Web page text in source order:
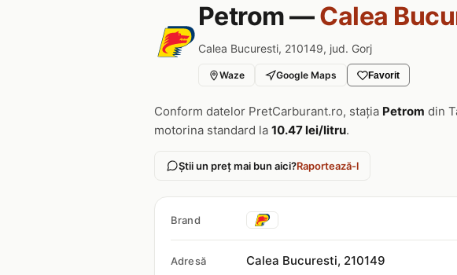
Petrom —Calea
Calea Bucuresti, 210149, jud. Gorj
Waze Google Maps Favorit
Conform datelor PretCarburant.ro, stația Petrom din
motorina standard la 10.47 lei/litru.
Știi un preț mai bun aici?Raportează-l
Brand
Adresă Calea Bucuresti, 210149